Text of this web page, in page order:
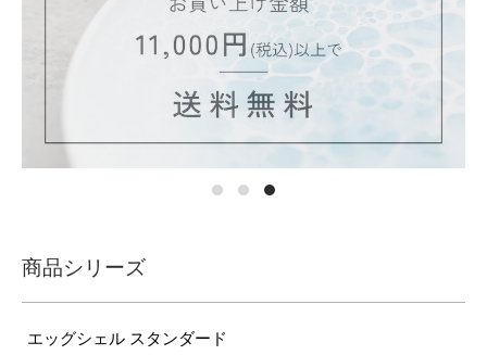
商品シリーズ
エッグシェル スタンダード